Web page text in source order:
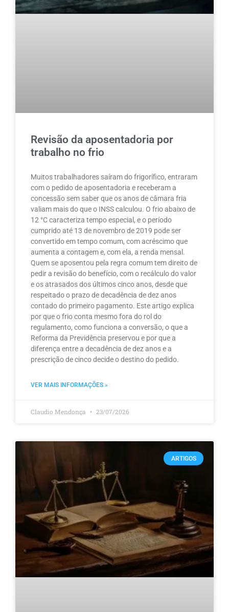
Revisão da aposentadoria por
trabalho no frio
Muitos trabalhadores saíram do frigorífico, entraram
com o pedido de aposentadoria e receberam a
concessão sem saber que os anos de câmara fria
valiam mais do que o INSS calculou. O frio abaixo de
12 °C caracteriza tempo especial, e o período
cumprido até 13 de novembro de 2019 pode ser
convertido em tempo comum, com acréscimo que
aumenta a contagem e, com ela, a renda mensal.
Quem se aposentou pela regra comum tem direito de
pedir a revisão do benefício, com o recálculo do valor
e os atrasados dos últimos cinco anos, desde que
respeitado o prazo de decadência de dez anos
contado do primeiro pagamento. Este artigo explica
por que o frio conta mesmo fora do rol do
regulamento, como funciona a conversão, o que a
Reforma da Previdência preservou e por que a
diferença entre a decadência de dez anos e a
prescrição de cinco decide o destino do pedido.
VER MAIS INFORMAÇÕES »
Claudio Mendonça 23/07/2026
ARTIGOS